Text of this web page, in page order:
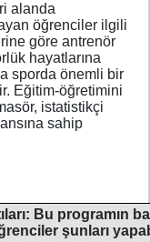
alanda
öğrenciler ilgili
göre antrenör
hayatlarına
sporda önemli bir
Eğitim-öğretimini
istatistikçi
sahip
Bu programın
şunları